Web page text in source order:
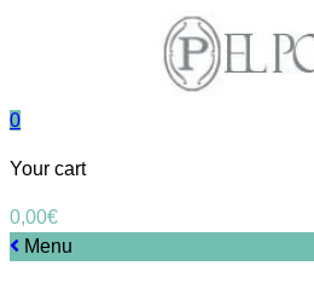
0
Your cart
0,00€
Menu